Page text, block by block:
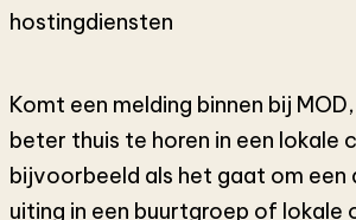
hostingdiensten​
Komt een melding binnen bij
beter thuis te horen in een lokale
bijvoorbeeld als het gaat om een
uiting in een buurtgroep of lokale